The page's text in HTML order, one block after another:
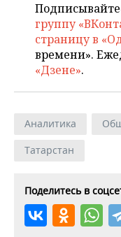
группу
страницу в
времени».
«Дзене».
Аналитика
Татарстан
Поделитесь в